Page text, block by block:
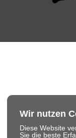
Wir nutzen
Diese Website
Sie die beste